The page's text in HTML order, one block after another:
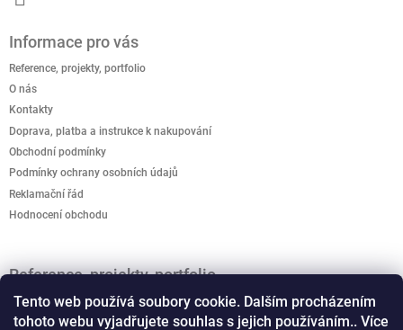
Tento web používá soubory cookie. Dalším procházením
tohoto webu vyjadřujete souhlas s jejich používáním.. Více
Informace pro vás
Reference, projekty, portfolio
O nás
Kontakty
Doprava, platba a instrukce k nakupování
Obchodní podmínky
Podmínky ochrany osobních údajů
Reklamační řád
Hodnocení obchodu
Reference, projekty, portfolio
Jak podpořit kreativitu? Kreativo domeček je připravený
rozvíjet dětskou představivost.